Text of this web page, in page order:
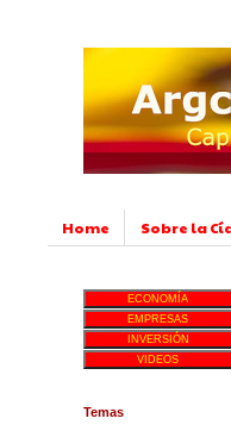
Home Sobre la
ECONOMÍA
EMPRESAS
INVERSIÓN
VIDEOS
Temas